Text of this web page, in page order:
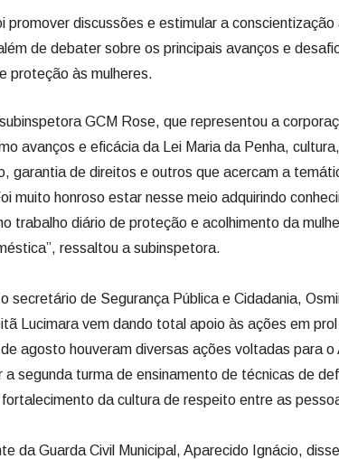
promover discussões e estimular a conscientização
de debater sobre os principais avanços e
proteção às mulheres.
GCM Rose, que representou a
avanços e eficácia da Lei Maria da Penha,
garantia de direitos e outros que acercam a
muito honroso estar nesse meio adquirindo
trabalho diário de proteção e acolhimento da
ressaltou a subinspetora.
secretário de Segurança Pública e Cidadania,
Lucimara vem dando total apoio às ações em
agosto houveram diversas ações voltadas para
a segunda turma de ensinamento de técnicas de
da cultura de respeito entre as
da Guarda Civil Municipal, Aparecido Ignácio,